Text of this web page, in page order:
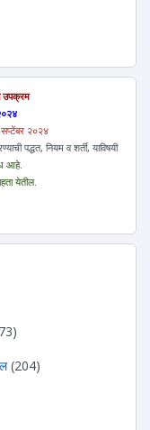
उपक्रम
२०२४
पद्धत, नियम व शर्ती, याविषयी
आहे.
येतील.
(204)